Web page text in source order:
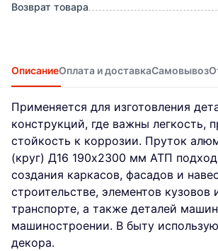
Возврат товара
ОписаниеОплата и доставкаСамовывоз
Применяется для изготовления
конструкций, где важны легкость,
стойкость к коррозии. Пруток
(круг) Д16 190х2300 мм АТП
создания каркасов, фасадов и
строительстве, элементов кузовов
транспорте, а также деталей
машиностроении. В быту
декора.